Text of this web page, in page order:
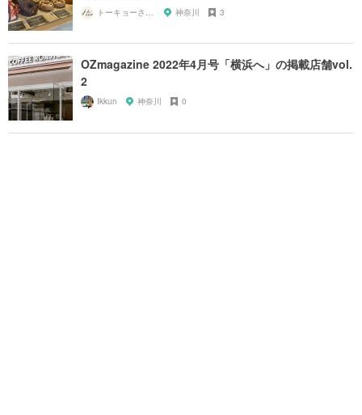
神奈川 3
OZmagazine 2022年4月号「横浜へ」の掲載店舗vol.
2
Ikkun 神奈川 0